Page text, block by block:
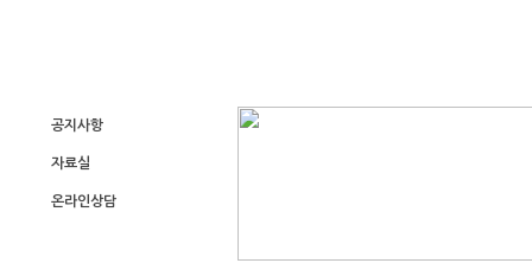
공지사항
자료실
온라인상담